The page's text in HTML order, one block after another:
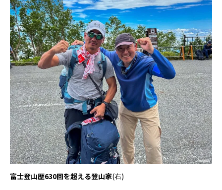
富士登山歴630回を超える登山家(右)